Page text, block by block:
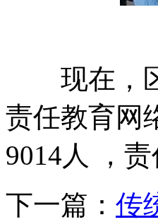
现在
责任教育网络
9014人
下一篇： 传